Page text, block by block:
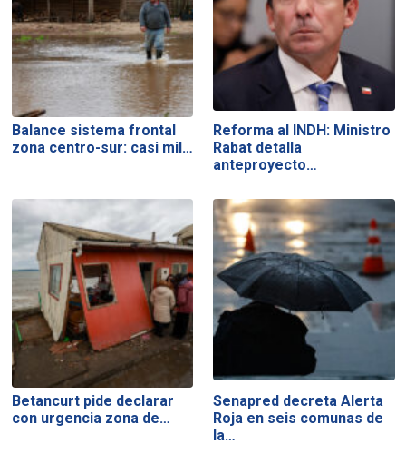
Balance sistema frontal
zona centro-sur: casi mil…
Reforma al INDH: Ministro
Rabat detalla
anteproyecto…
Betancurt pide declarar
con urgencia zona de…
Senapred decreta Alerta
Roja en seis comunas de
la…